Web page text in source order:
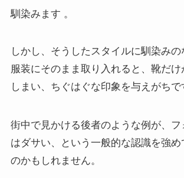
馴染みます 。
しかし、そうしたスタイルに馴染み
服装にそのまま取り入れると、靴だけ
しまい、ちぐはぐな印象を与えがちで
街中で見かける後者のような例が、
はダサい、という一般的な認識を強め
のかもしれません。